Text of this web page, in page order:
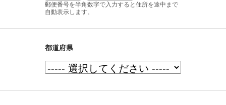
郵便番号を半角数字で入力すると住所を途中まで
自動表示します。
都道府県